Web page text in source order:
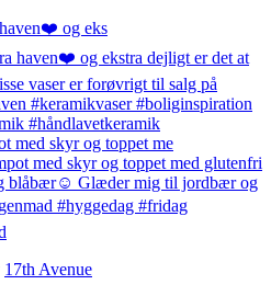
og eks
med skyr og toppet me
17th Avenue